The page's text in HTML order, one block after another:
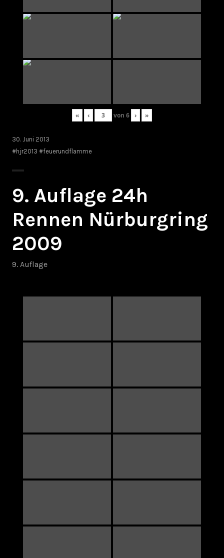
« ‹ von 6 › »
30. Juni 2013
#hjr2013 #feuerundflamme
9. Auflage 24h
Rennen Nürburgring
2009
9. Auflage